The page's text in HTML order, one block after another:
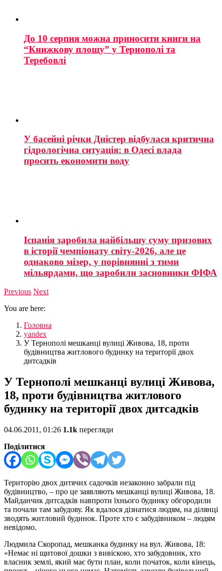
До 10 серпня можна приносити книги на
“Книжкову площу” у Тернополі та
Теребовлі
У басейні річки Дністер відбулася критична
гідрологічна ситуація: в Одесі влада
просить економити воду
Іспанія заробила найбільшу суму призових
в історії чемпіонату світу-2026, але це
однаково мізер, у порівнянні з тими
мільярдами, що заробили засновники ФІФА
Previous Next
You are here:
Головна
yandex
У Тернополі мешканці вулиці Живова, 18, проти
будівництва житлового будинку на території двох
дитсадків
У Тернополі мешканці вулиці Живова,
18, проти будівництва житлового
будинку на території двох дитсадків
04.06.2011, 01:26 1.1k перегляди
Поділитися
Територію двох дитячих садочків незаконно забрали під
будівництво, – про це заявляють мешканці вулиці Живова, 18.
Майданчик дитсадків навпроти їхнього будинку обгородили
та почали там забудову. Як вдалося дізнатися людям, на ділянці
зводять житловий будинок. Проте хто є забудівником – людям
невідомо.
Людмила Скоропад, мешканка будинку на вул. Живова, 18:
«Немає ні щитової дошки з вивіскою, хто забудовник, хто
власник землі, який має бути план, коли початок, коли кінець,